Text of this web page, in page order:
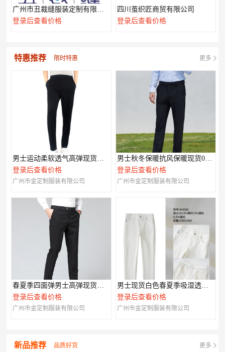
广州市丑裁缝服装定制有限公司
登录后查看价格
四川茧织匠商贸有限公司
登录后查看价格
特惠推荐 限时特惠 更多
男士运动柔软透气高弹现货休闲裤003
登录后查看价格
广州市金定制服装有限公司
男士秋冬保暖抗风保暖现货007款
登录后查看价格
广州市金定制服装有限公司
春夏季四面弹男士高弹现货休闲裤002
登录后查看价格
广州市金定制服装有限公司
男士现货白色春夏季吸湿透气现货006
登录后查看价格
广州市金定制服装有限公司
新品推荐 品质好货 更多